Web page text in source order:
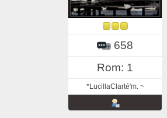
658
Rom: 1
*LucillaClarté'm. ~